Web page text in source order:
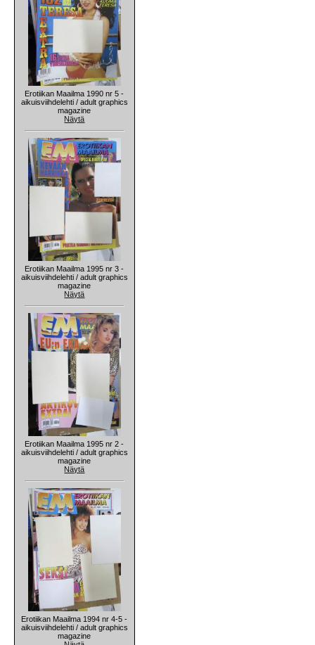
Erotiikan Maailma 1990 nr 5 -
aikuisviihdelehti / adult graphics
magazine
Näytä
Erotiikan Maailma 1995 nr 3 -
aikuisviihdelehti / adult graphics
magazine
Näytä
Erotiikan Maailma 1995 nr 2 -
aikuisviihdelehti / adult graphics
magazine
Näytä
Erotiikan Maailma 1994 nr 4-5 -
aikuisviihdelehti / adult graphics
magazine